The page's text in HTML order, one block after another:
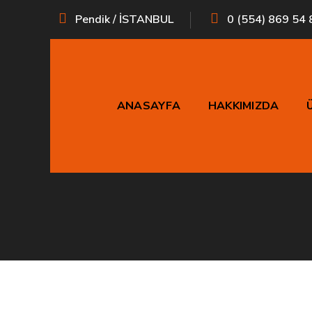
Pendik / İSTANBUL 0 (554) 869 54
ANASAYFA HAKKIMIZDA